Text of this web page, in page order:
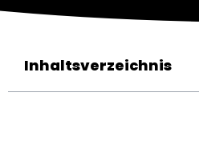
Inhaltsverzeichnis